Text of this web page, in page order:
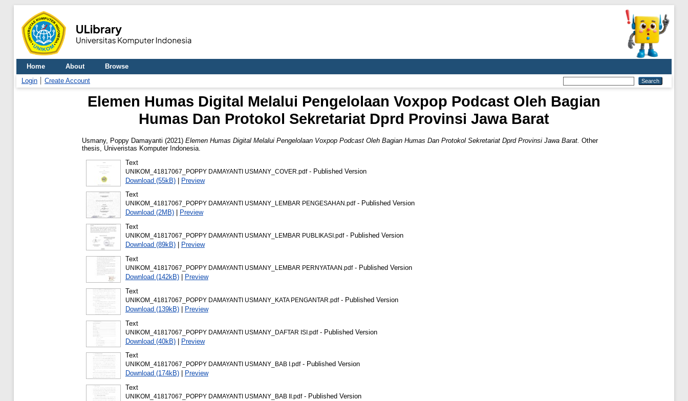
Home About
Browse
Login
Create Account
Elemen Humas Digital Melalui Pengelolaan Voxpop Podcast Oleh Bagian
Humas Dan Protokol Sekretariat Dprd Provinsi Jawa Barat
Usmany, Poppy Damayanti (2021) Elemen Humas Digital Melalui Pengelolaan Voxpop Podcast Oleh Bagian Humas Dan Protokol Sekretariat Dprd Provinsi Jawa Barat. Other
thesis, Univeristas Komputer Indonesia.
Text
UNIKOM_41817067_POPPY DAMAYANTI USMANY_COVER.pdf- Published Version
Download (55kB)| Preview
Text
UNIKOM_41817067_POPPY DAMAYANTI USMANY_LEMBAR PENGESAHAN.pdf- Published Version
Download (2MB)|
Preview
Text
UNIKOM_41817067_POPPY DAMAYANTI USMANY_LEMBAR PUBLIKASI.pdf- Published Version
Download (89kB)|
Preview
Text
UNIKOM_41817067_POPPY DAMAYANTI USMANY_LEMBAR PERNYATAAN.pdf- Published Version
Download (142kB)|
Preview
Text
UNIKOM_41817067_POPPY DAMAYANTI USMANY_KATA PENGANTAR.pdf- Published Version
Download (139kB)|
Preview
Text
UNIKOM_41817067_POPPY DAMAYANTI USMANY_DAFTAR ISI.pdf- Published Version
Download (40kB)| Preview
Text
UNIKOM_41817067_POPPY DAMAYANTI USMANY_BAB I.pdf- Published Version
Download (174kB)|
Preview
Text
UNIKOM_41817067_POPPY DAMAYANTI USMANY_BAB II.pdf- Published Version